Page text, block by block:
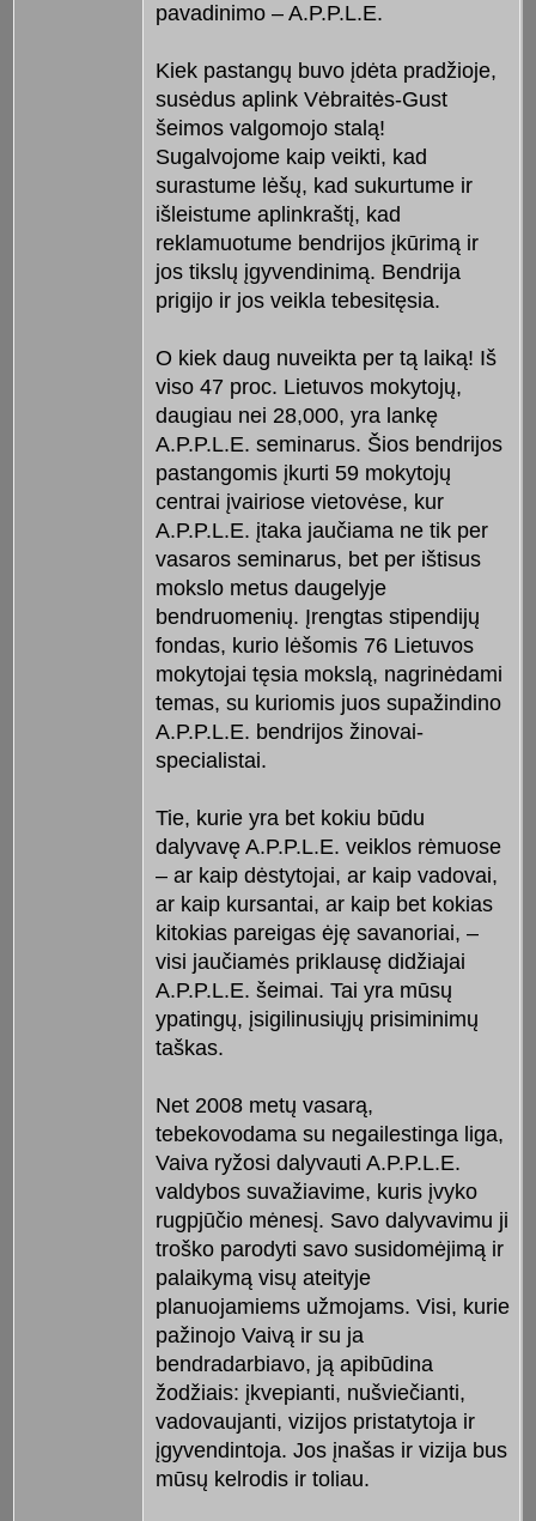
pavadinimo – A.P.P.L.E.
Kiek pastangų buvo įdėta pradžioje,
susėdus aplink Vėbraitės-Gust
šeimos valgomojo stalą!
Sugalvojome kaip veikti, kad
surastume lėšų, kad sukurtume ir
išleistume aplinkraštį, kad
reklamuotume bendrijos įkūrimą ir
jos tikslų įgyvendinimą. Bendrija
prigijo ir jos veikla tebesitęsia.
O kiek daug nuveikta per tą laiką! Iš
viso 47 proc. Lietuvos mokytojų,
daugiau nei 28,000, yra lankę
A.P.P.L.E. seminarus. Šios bendrijos
pastangomis įkurti 59 mokytojų
centrai įvairiose vietovėse, kur
A.P.P.L.E. įtaka jaučiama ne tik per
vasaros seminarus, bet per ištisus
mokslo metus daugelyje
bendruomenių. Įrengtas stipendijų
fondas, kurio lėšomis 76 Lietuvos
mokytojai tęsia mokslą, nagrinėdami
temas, su kuriomis juos supažindino
A.P.P.L.E. bendrijos žinovai-
specialistai.
Tie, kurie yra bet kokiu būdu
dalyvavę A.P.P.L.E. veiklos rėmuose
– ar kaip dėstytojai, ar kaip vadovai,
ar kaip kursantai, ar kaip bet kokias
kitokias pareigas ėję savanoriai, –
visi jaučiamės priklausę didžiajai
A.P.P.L.E. šeimai. Tai yra mūsų
ypatingų, įsigilinusiųjų prisiminimų
taškas.
Net 2008 metų vasarą,
tebekovodama su negailestinga liga,
Vaiva ryžosi dalyvauti A.P.P.L.E.
valdybos suvažiavime, kuris įvyko
rugpjūčio mėnesį. Savo dalyvavimu ji
troško parodyti savo susidomėjimą ir
palaikymą visų ateityje
planuojamiems užmojams. Visi, kurie
pažinojo Vaivą ir su ja
bendradarbiavo, ją apibūdina
žodžiais: įkvepianti, nušviečianti,
vadovaujanti, vizijos pristatytoja ir
įgyvendintoja. Jos įnašas ir vizija bus
mūsų kelrodis ir toliau.